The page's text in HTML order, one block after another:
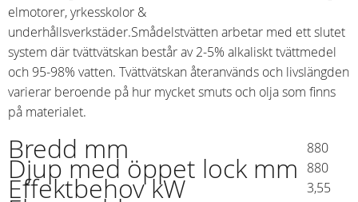
elmotorer, yrkesskolor &
underhållsverkstäder.Smådelstvätten arbetar med ett slutet
system där tvättvätskan består av 2-5% alkaliskt tvättmedel
och 95-98% vatten. Tvättvätskan återanvänds och livslängden
varierar beroende på hur mycket smuts och olja som finns
på materialet.
Bredd mm 880
Djup med öppet lock mm 880
Effektbehov kW 3,55